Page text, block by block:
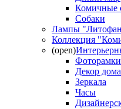
Комичные
Собаки
Лампы
Коллекция
(open)
Фоторамки
Декор дома
Зеркала
Часы